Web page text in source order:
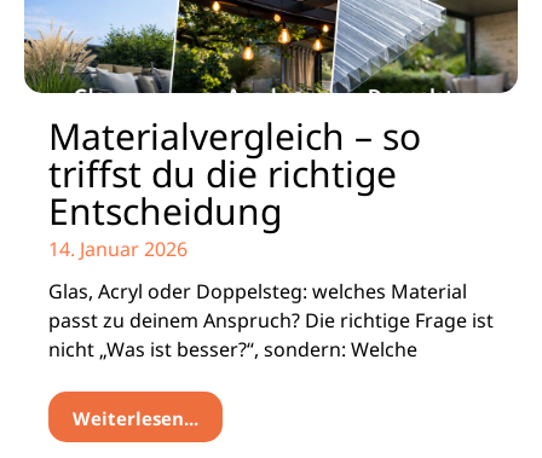
Materialvergleich – so
triffst du die richtige
Entscheidung
14. Januar 2026
Glas, Acryl oder Doppelsteg: welches Material
passt zu deinem Anspruch? Die richtige Frage ist
nicht „Was ist besser?“, sondern: Welche
Weiterlesen...